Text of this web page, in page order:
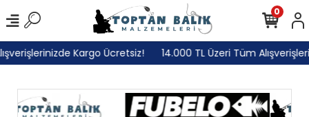
Kargo Ücretsiz! 14.000 TL Üzeri Tüm
0